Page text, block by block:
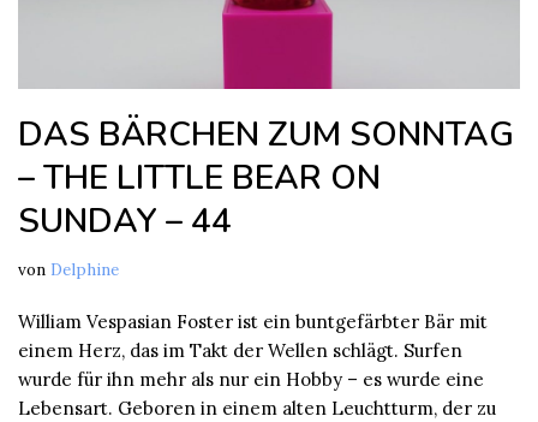
DAS BÄRCHEN ZUM SONNTAG
– THE LITTLE BEAR ON
SUNDAY – 44
von Delphine
William Vespasian Foster ist ein buntgefärbter Bär mit
einem Herz, das im Takt der Wellen schlägt. Surfen
wurde für ihn mehr als nur ein Hobby – es wurde eine
Lebensart. Geboren in einem alten Leuchtturm, der zu